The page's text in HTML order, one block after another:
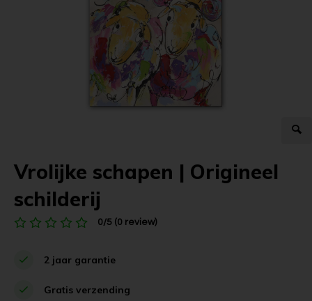
Vrolijke schapen | Origineel
schilderij
0/5 (0 review)
2 jaar garantie
Gratis verzending